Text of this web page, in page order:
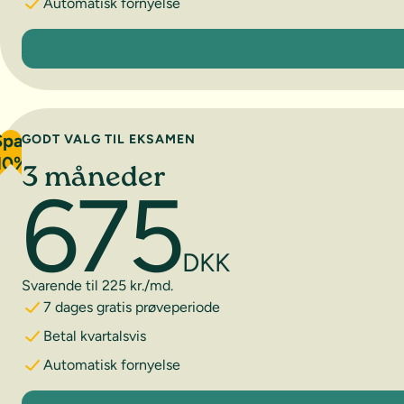
1 måned
GODT VALG TIL EKSAMEN
3 måneder
675DKK
Svarende til 225 kr./md.
7 dages gratis prøveperiode
Betal kvartalsvis
Automatisk fornyelse
3 måneder